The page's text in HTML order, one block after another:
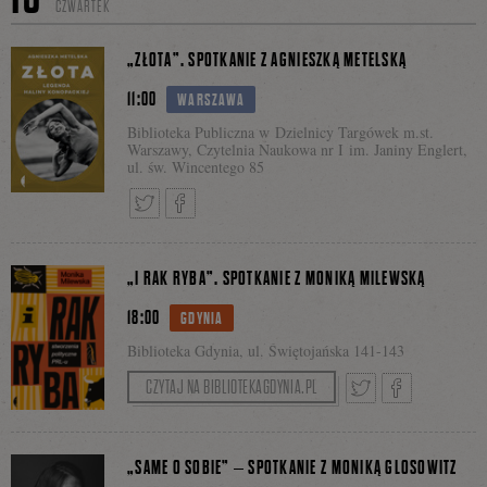
się
na
CZWARTEK
11:00 WARSZAWA
Biblioteka Publiczna w Dzielnicy Targówek m.st.
Warszawy, Czytelnia Naukowa nr I im. Janiny Englert,
ul. św. Wincentego 85
„ZŁOTA”. SPOTKANIE Z AGNIESZKĄ METELSKĄ
się
18:00 GDYNIA
Biblioteka Gdynia, ul. Świętojańska 141-143
„I RAK RYBA”. SPOTKANIE Z MONIKĄ MILEWSKĄ
CZYTAJ NA BIBLIOTEKAGDYNIA.PL
„SAME O SOBIE” – SPOTKANIE Z MONIKĄ GLOSOWITZ